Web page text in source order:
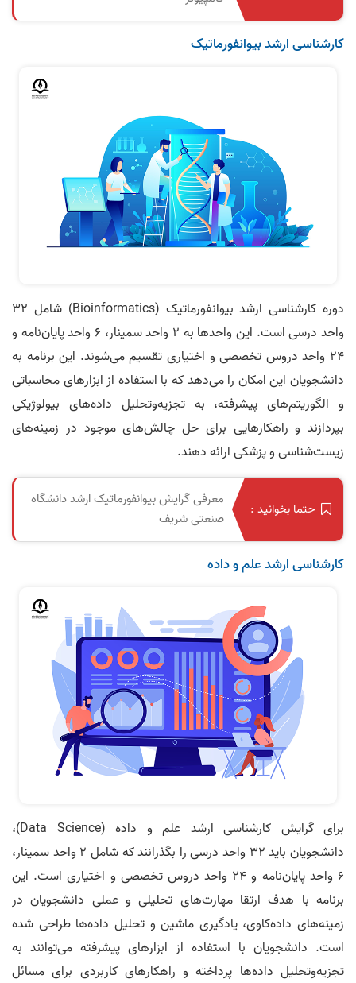
کارشناسی ارشد بیوانفورماتیک
دوره کارشناسی ارشد بیوانفورماتیک (Bioinformatics) شامل ۳۲
واحد درسی است. این واحدها به ۲ واحد سمینار، ۶ واحد پایان‌نامه و
۲۴ واحد دروس تخصصی و اختیاری تقسیم می‌شوند. این برنامه به
دانشجویان این امکان را می‌دهد که با استفاده از ابزارهای محاسباتی
و الگوریتم‌های پیشرفته، به تجزیه‌وتحلیل داده‌های بیولوژیکی
بپردازند و راهکارهایی برای حل چالش‌های موجود در زمینه‌های
زیست‌شناسی و پزشکی ارائه دهند.
حتما بخوانید :
معرفی گرایش بیوانفورماتیک ارشد دانشگاه
صنعتی شریف
کارشناسی ارشد علم و داده
برای گرایش کارشناسی ارشد علم و داده (Data Science)،
دانشجویان باید ۳۲ واحد درسی را بگذرانند که شامل ۲ واحد سمینار،
۶ واحد پایان‌نامه و ۲۴ واحد دروس تخصصی و اختیاری است. این
برنامه با هدف ارتقا مهارت‌های تحلیلی و عملی دانشجویان در
زمینه‌های داده‌کاوی، یادگیری ماشین و تحلیل داده‌ها طراحی شده
است. دانشجویان با استفاده از ابزارهای پیشرفته می‌توانند به
تجزیه‌وتحلیل داده‌ها پرداخته و راهکارهای کاربردی برای مسائل